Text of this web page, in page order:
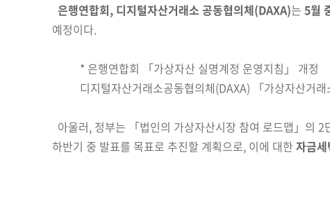
은행연합회, 디지털자산거래소 공동협의체(DAXA)는 5월
예정이다.
* 은행연합회 「가상자산 실명계정 운영지침」 개정
디지털자산거래소공동협의체(DAXA) 「가상자산거
아울러, 정부는 「법인의 가상자산시장 참여 로드맵」의 2
하반기 중 발표를 목표로 추진할 계획으로, 이에 대한 자금